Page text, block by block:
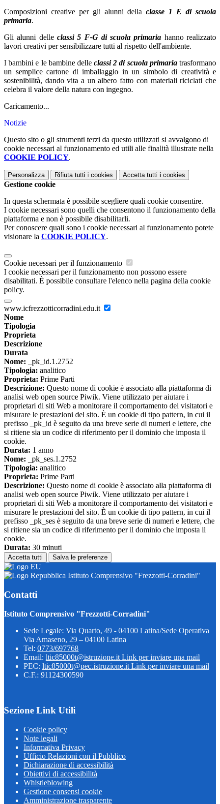
Composizioni creative per gli alunni dellaclasse 1 E di scuola
primaria.
Gli alunni delle classi 5 F-G di scuola primaria hanno realizzato
lavori creativi per sensibilizzare tutti al rispetto dell'ambiente.
I bambini e le bambine delleclassi 2 di scuola primariatrasformano
un semplice cartone di imballaggio in un simbolo di creatività e
sostenibilità, dando vita a un albero fatto con materiali riciclati che
celebra il valore della natura con ingegno.
Caricamento...
Notizie
Questo sito o gli strumenti terzi da questo utilizzati si avvalgono di
cookie necessari al funzionamento ed utili alle finalità illustrate nella
COOKIE POLICY.
Personalizza Rifiuta tutti i cookies Accetta tutti i cookies
Gestione cookie
In questa schermata è possibile scegliere quali cookie consentire.
I cookie necessari sono quelli che consentono il funzionamento della
piattaforma e non è possibile disabilitarli.
Per conoscere quali sono i cookie necessari al funzionamento potete
visionare la COOKIE POLICY.
Cookie necessari per il funzionamento
I cookie necessari per il funzionamento non possono essere
disabilitati. È possibile consultare l'elenco nella pagina della cookie
policy.
www.icfrezzotticorradini.edu.it
Nome
Tipologia
Proprieta
Descrizione
Durata
Nome: _pk_id.1.2752
Tipologia: analitico
Proprieta: Prime Parti
Descrizione: Questo nome di cookie è associato alla piattaforma di
analisi web open source Piwik. Viene utilizzato per aiutare i
proprietari di siti Web a monitorare il comportamento dei visitatori e
misurare le prestazioni del sito. È un cookie di tipo pattern, in cui il
prefisso _pk_id è seguito da una breve serie di numeri e lettere, che
si ritiene sia un codice di riferimento per il dominio che imposta il
cookie.
Durata: 1 anno
Nome: _pk_ses.1.2752
Tipologia: analitico
Proprieta: Prime Parti
Descrizione: Questo nome di cookie è associato alla piattaforma di
analisi web open source Piwik. Viene utilizzato per aiutare i
proprietari di siti Web a monitorare il comportamento dei visitatori e
misurare le prestazioni del sito. È un cookie di tipo pattern, in cui il
prefisso _pk_ses è seguito da una breve serie di numeri e lettere, che
si ritiene sia un codice di riferimento per il dominio che imposta il
cookie.
Durata: 30 minuti
Accetta tutti Salva le preferenze
Istituto Comprensivo "Frezzotti-Corradini"
Contatti
Istituto Comprensivo "Frezzotti-Corradini"
Sede Legale: Via Quarto, 49 - 04100 Latina/Sede Operativa
Via Amaseno, 29 – 04100 Latina
Tel: 0773/697768
Email: ltic85000t@istruzione.it Link per inviare una mail
PEC: ltic85000t@pec.istruzione.it Link per inviare una mail
C.F.: 91124300590
Sezione Link Utili
Cookie policy
Note legali
Informativa Privacy
Ufficio Relazioni con il Pubblico
Dichiarazione di accessibilità
Obiettivi di accessibilità
Whistleblowing
Gestione consensi cookie
Amministrazione trasparente